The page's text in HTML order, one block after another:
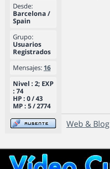
Desde:
Barcelona /
Spain
Grupo:
Usuarios
Registrados
Mensajes: 16
Nivel : 2; EXP
: 74
HP : 0 / 43
MP : 5 / 2774
Web & Blog